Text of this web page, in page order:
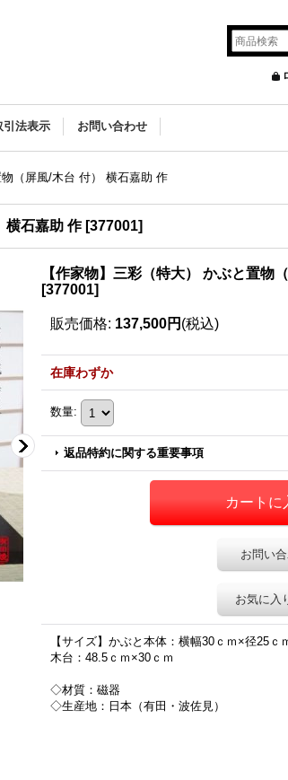
引法表示 お問い合わせ
（屏風/木台 付） 横石嘉助 作
横石嘉助 作 [377001]
【作家物】三彩（特大） かぶと置物
[377001]
販売価格: 137,500円 (税込)
在庫わずか
数量:
返品特約に関する重要事項
お問い
お気に入
【サイズ】かぶと本体：横幅30ｃｍ×径25ｃ
木台：48.5ｃｍ×30ｃｍ
◇材質：磁器
◇生産地：日本（有田・波佐見）